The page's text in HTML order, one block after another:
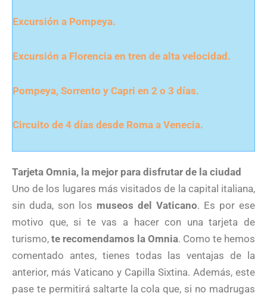
Excursión a Pompeya.
Excursión a Florencia en tren de alta velocidad.
Pompeya, Sorrento y Capri en 2 o 3 días.
Circuito de 4 días desde Roma a Venecia.
Tarjeta Omnia, la mejor para disfrutar de la ciudad
Uno de los lugares más visitados de la capital italiana,
sin duda, son los museos del Vaticano. Es por ese
motivo que, si te vas a hacer con una tarjeta de
turismo, te recomendamos la Omnia. Como te hemos
comentado antes, tienes todas las ventajas de la
anterior, más Vaticano y Capilla Sixtina. Además, este
pase te permitirá saltarte la cola que, si no madrugas